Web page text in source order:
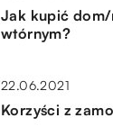
Jak kupić dom/
wtórnym?
22.06.2021
Korzyści z